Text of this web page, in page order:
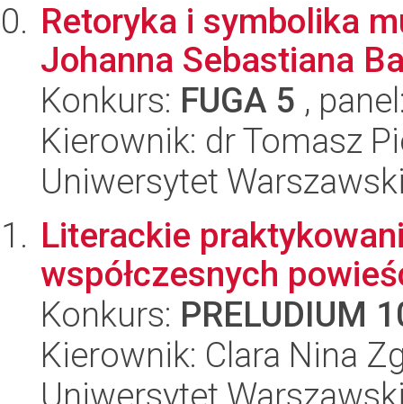
Retoryka i symbolika
Johanna Sebastiana
Konkurs: FUGA 5 ,
Kierownik: dr Tomasz
Uniwersytet
Literackie
współczesnych
Konkurs: PRELUDIUM
Kierownik: Clara Nina
Uniwersytet